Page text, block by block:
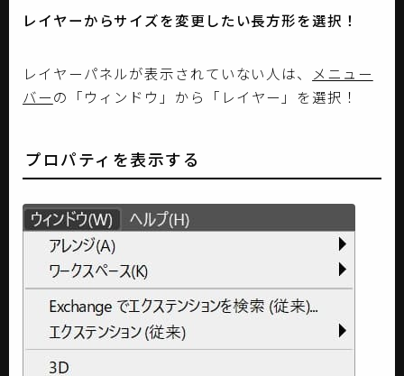
レイヤーからサイズを変更したい長方形を選択！
レイヤーパネルが表示されていない人は、
メニュー
バーの「ウィンドウ」から「レイヤー」を選択！
プロパティを表示する